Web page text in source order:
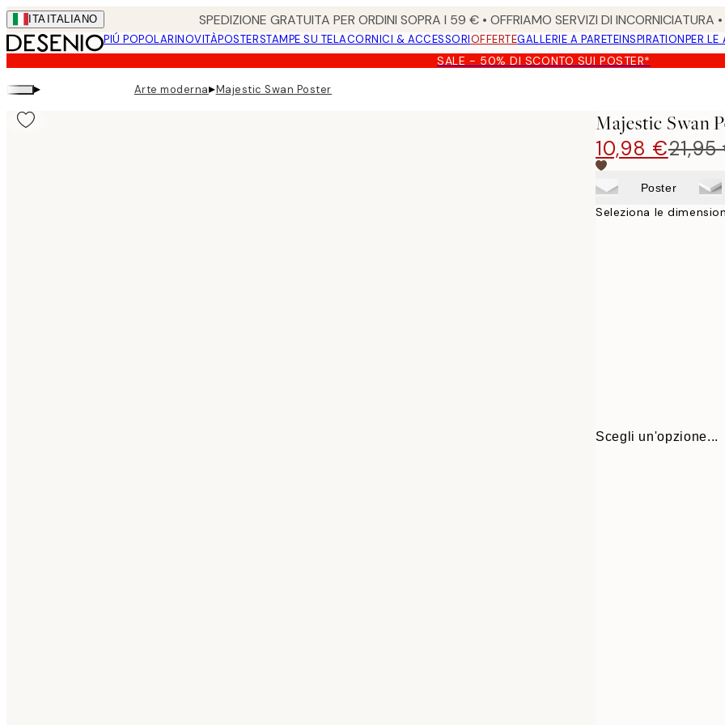
Skip
to
main
content.
ITA ITALIANO SPEDIZIONE GRATUITA PER ORDINI SOPRA I 59 € • OFFRIAMO SERVIZI DI
PIÚ POPOLARINOVITÀPOSTERSTAMPE SU TELACORNICI & ACCESSORIOFFERTEGALLERIE A PARETEINSPIRATIONPER LE
SALE - 50% DI SCONTO SUI POSTER*
▸ Arte moderna▸Majestic Swan Poster
Majestic Swan
10,98 €
Poster
Seleziona le
Scegli un'opzione...